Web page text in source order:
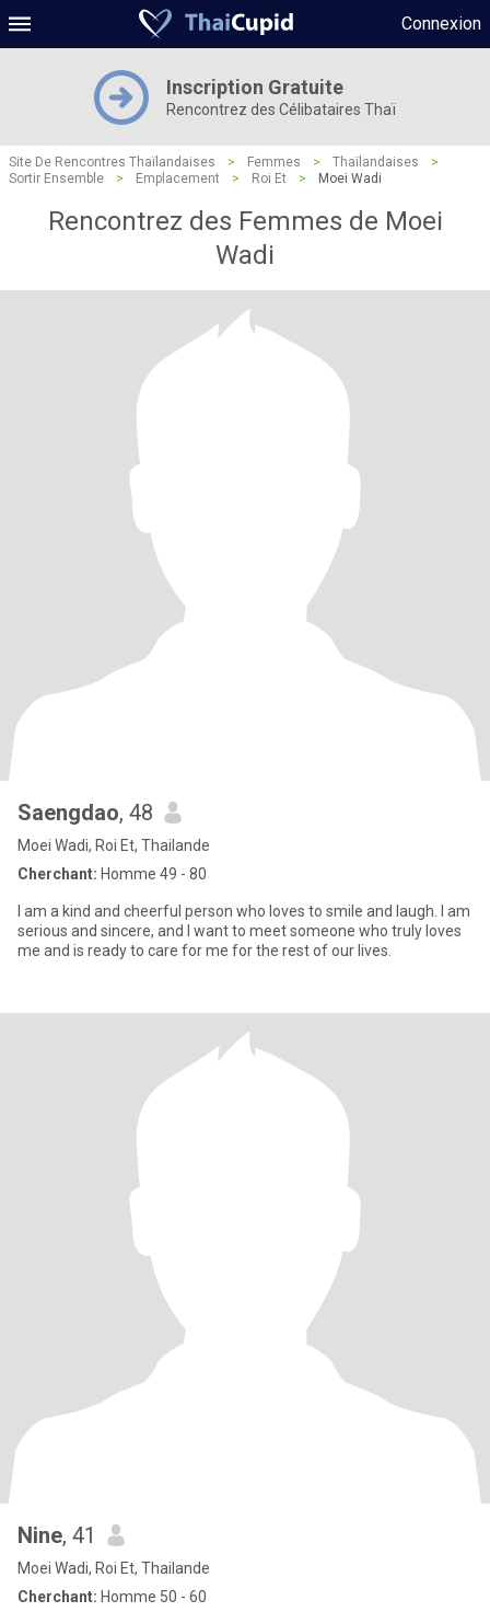
Connexion
Inscription Gratuite
Rencontrez des Célibataires Thaï
Site De Rencontres Thaïlandaises > Femmes > Thaïlandaises
>
Sortir Ensemble
> Emplacement > Roi Et > Moei Wadi
Rencontrez des Femmes de Moei
Wadi
Saengdao, 48
Moei Wadi, Roi Et, Thailande
Cherchant: Homme 49 - 80
I am a kind and cheerful person who loves to smile and laugh. I am
serious and sincere, and I want to meet someone who truly loves
me and is ready to care for me for the rest of our lives.
Nine, 41
Moei Wadi, Roi Et, Thailande
Cherchant: Homme 50 - 60